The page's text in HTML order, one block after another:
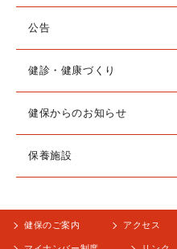
公告
健診・健康づくり
健保からのお知らせ
保養施設
健保のご案内 アクセス